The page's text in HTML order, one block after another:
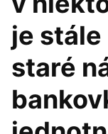
je
staré